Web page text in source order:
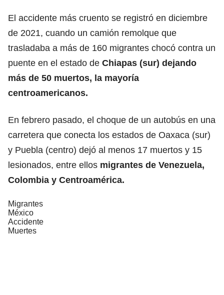
El accidente más cruento se registró en diciembre
de 2021, cuando un camión remolque que
trasladaba a más de 160 migrantes chocó contra un
puente en el estado de Chiapas (sur) dejando
más de 50 muertos, la mayoría
centroamericanos.
En febrero pasado, el choque de un autobús en una
carretera que conecta los estados de Oaxaca (sur)
y Puebla (centro) dejó al menos 17 muertos y 15
lesionados, entre ellos migrantes de Venezuela,
Colombia y Centroamérica.
Migrantes
México
Accidente
Muertes